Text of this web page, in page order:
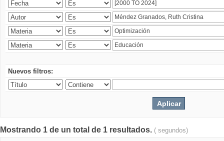
Nuevos filtros:
Mostrando 1 de un total de 1 resultados. ( segundos)